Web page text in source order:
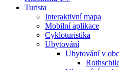
Turista
Interaktivní mapa
Mobilní aplikace
Cykloturistika
Ubytování
Ubytování v